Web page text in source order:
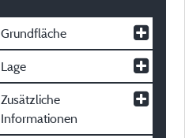
Grundfläche
Lage
Zusätzliche
Informationen